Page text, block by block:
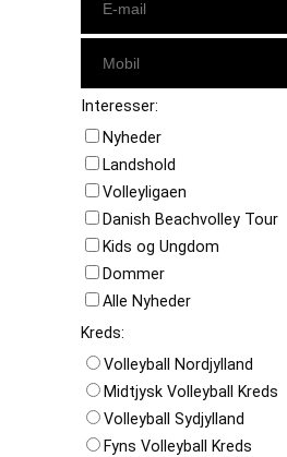
Interesser:
Nyheder
Landshold
Volleyligaen
Danish Beachvolley Tour
Kids og Ungdom
Dommer
Alle Nyheder
Kreds:
Volleyball Nordjylland
Midtjysk Volleyball Kreds
Volleyball Sydjylland
Fyns Volleyball Kreds